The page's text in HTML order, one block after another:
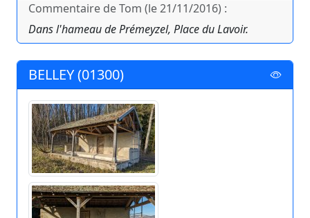
Commentaire de Tom (le 21/11/2016) :
Dans l'hameau de Prémeyzel, Place du Lavoir.
BELLEY (01300)